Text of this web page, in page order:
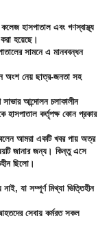
কলেজ হাসপাতাল এবং গণস্বাস্থ্য
হয়েছে।
সামনে এ মানববন্ধন
অংশ নেয় ছাত্র-জনতা সহ
আন্দোলন চলাকালীন
কর্তৃপক্ষ কোন প্রকার
বলেন আমরা একটি খবর পায় অত্র
জানার জন্য। কিন্তু এসে
ছিলো।
যা সম্পূর্ণ মিথ্যা ভিত্তিহীন
সেবায় কর্মরত সকল